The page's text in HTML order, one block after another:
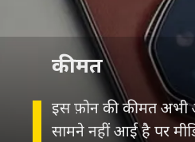
इस फ़ोन की कीमत अभी
सामने नहीं आई है पर
कीमत